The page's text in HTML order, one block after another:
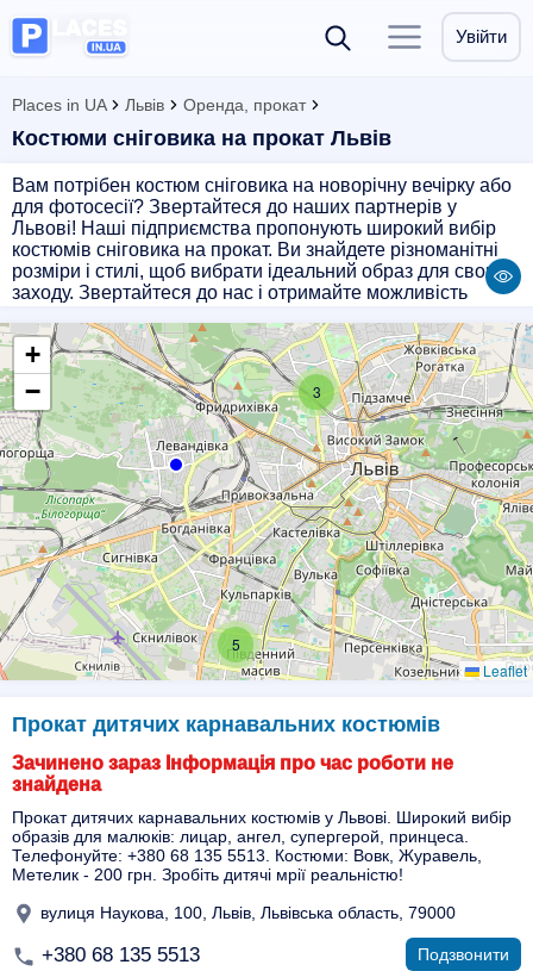
Увійти
Places in UA Львів Оренда, прокат
Костюми сніговика на прокат Львів
Вам потрібен костюм сніговика на новорічну вечірку або
для фотосесії? Звертайтеся до наших партнерів у
Львові! Наші підприємства пропонують широкий вибір
костюмів сніговика на прокат. Ви знайдете різноманітні
розміри і стилі, щоб вибрати ідеальний образ для свого
заходу. Звертайтеся до нас і отримайте можливість
5
3
+
−
Leaflet
Прокат дитячих карнавальних костюмів
Зачинено зараз Інформація про час роботи не
знайдена
Прокат дитячих карнавальних костюмів у Львові. Широкий вибір
образів для малюків: лицар, ангел, супергерой, принцеса.
Телефонуйте: +380 68 135 5513. Костюми: Вовк, Журавель,
Метелик - 200 грн. Зробіть дитячі мрії реальністю!
вулиця Наукова, 100, Львів, Львівська область, 79000
+380 68 135 5513 Подзвонити